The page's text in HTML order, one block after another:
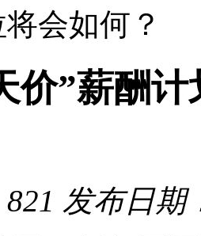
会如何？
价”薪酬
发布日期